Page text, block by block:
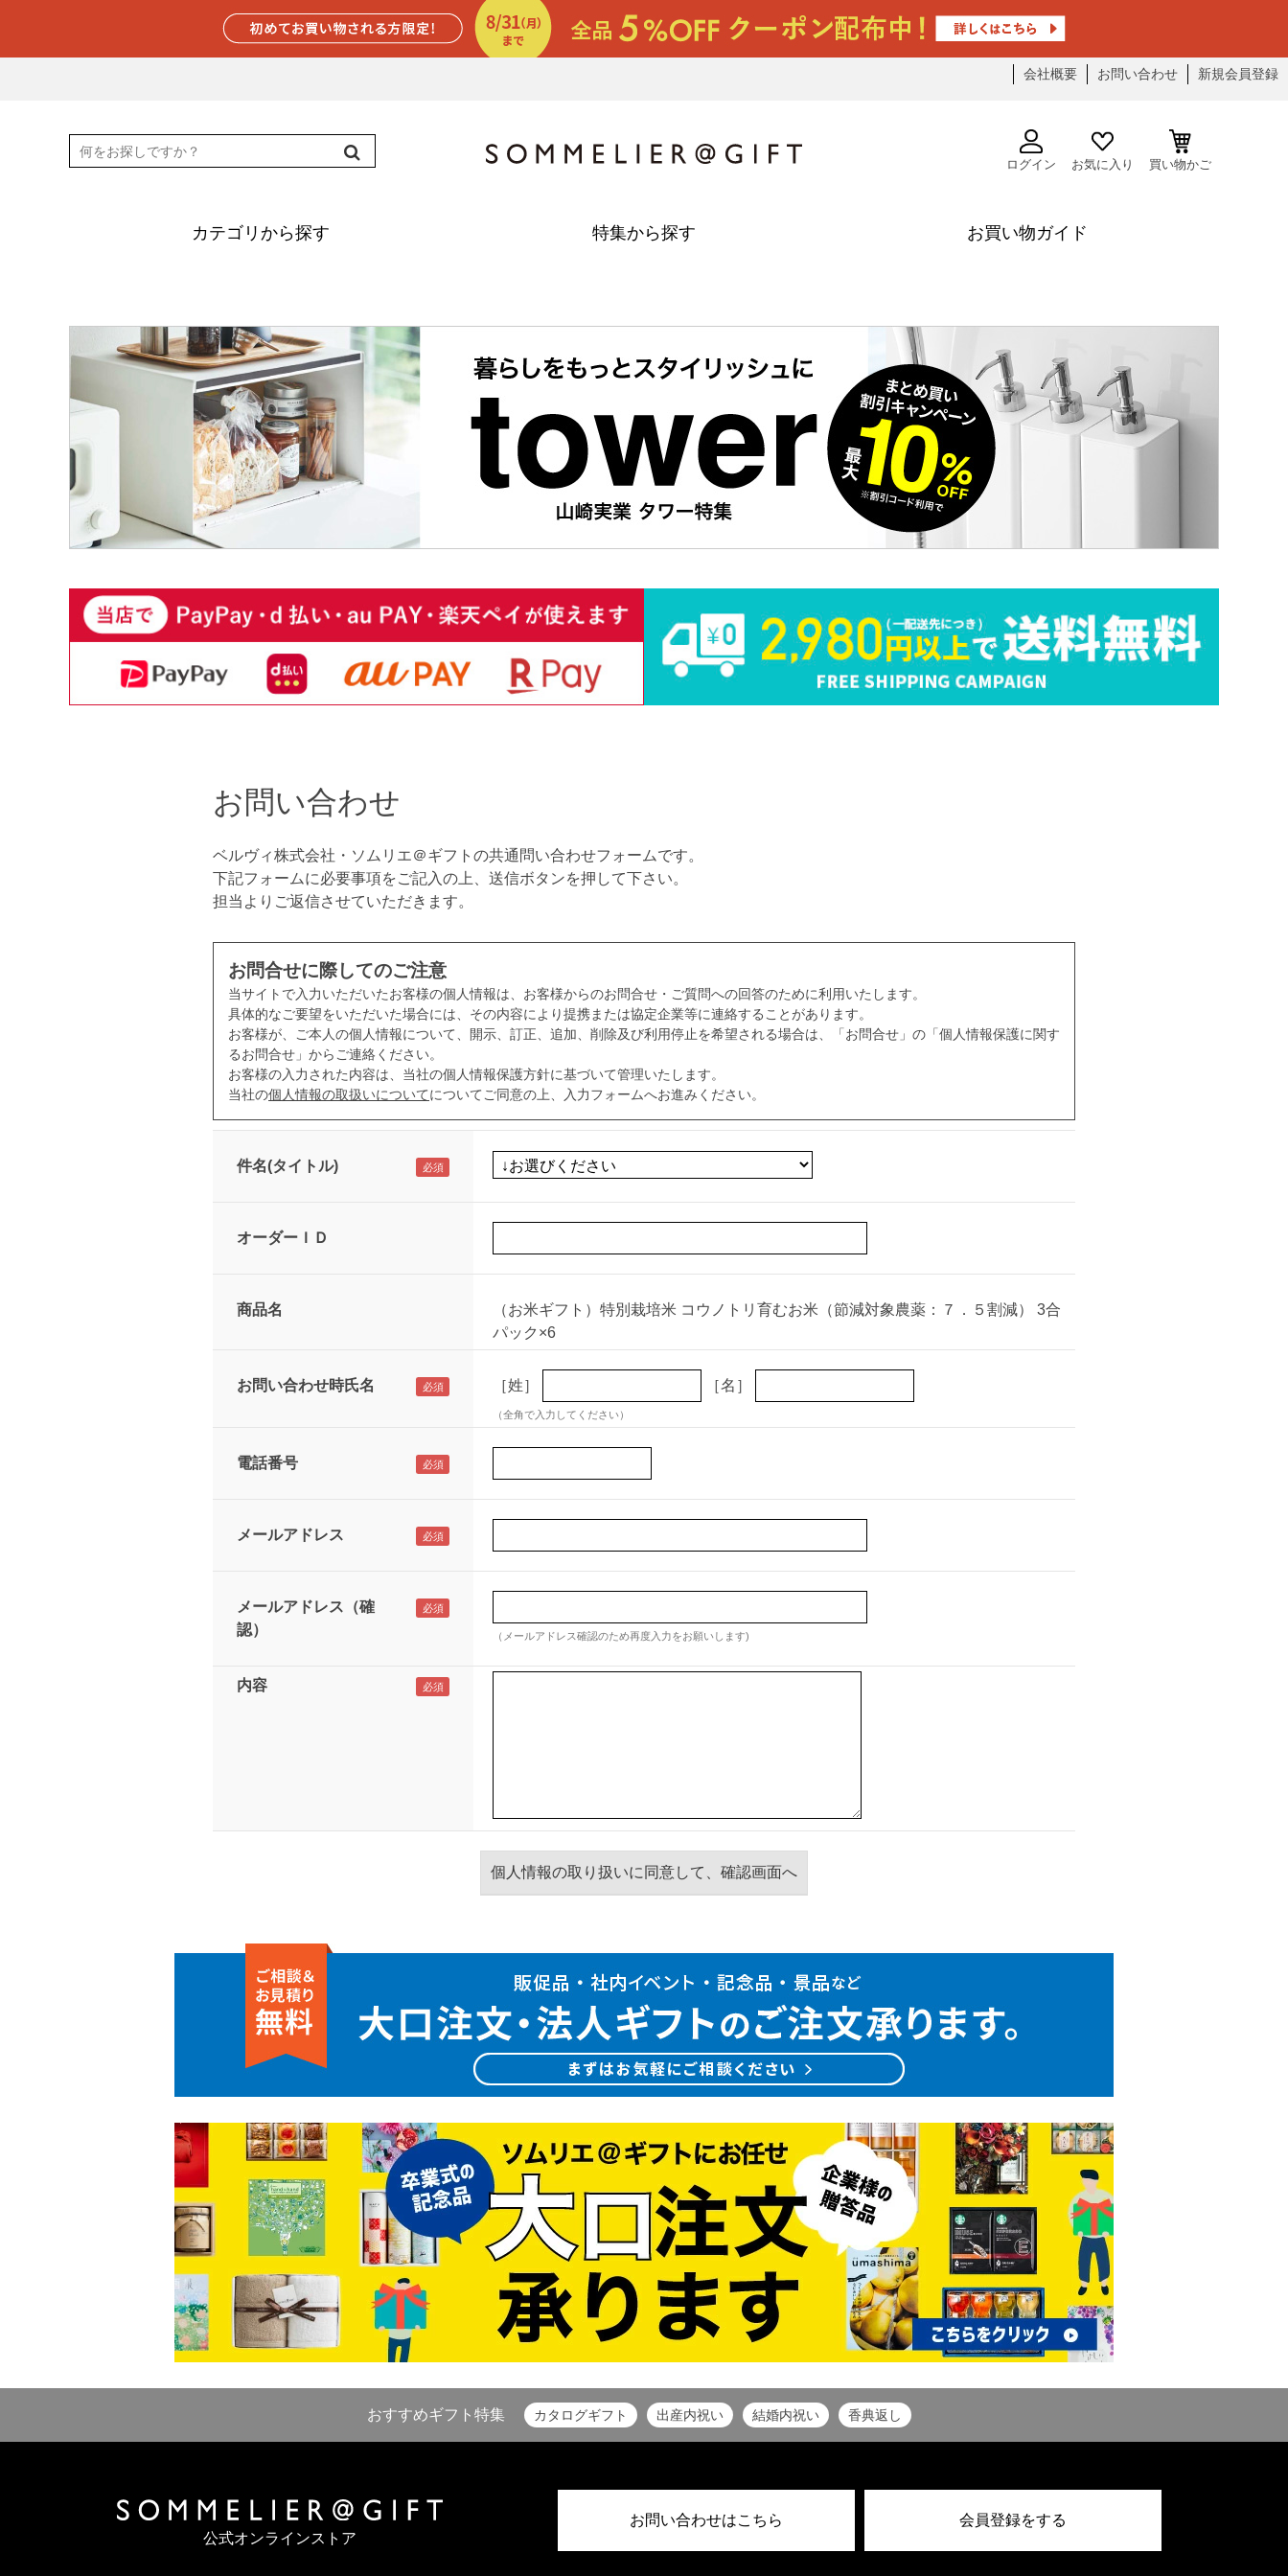
会社概要 お問い合わせ 新規会員登録
ログイン お気に入り 買い物かご
カテゴリから探す 特集から探す お買い物ガイド
お問い合わせ
ベルヴィ株式会社・ソムリエ＠ギフトの共通問い合わせフォームです。
下記フォームに必要事項をご記入の上、送信ボタンを押して下さい。
担当よりご返信させていただきます。
お問合せに際してのご注意
当サイトで入力いただいたお客様の個人情報は、お客様からのお問合せ・ご質問への回答のために利用いたします。
具体的なご要望をいただいた場合には、その内容により提携または協定企業等に連絡することがあります。
お客様が、ご本人の個人情報について、開示、訂正、追加、削除及び利用停止を希望される場合は、「お問合せ」の「個人情報保護に関す
るお問合せ」からご連絡ください。
お客様の入力された内容は、当社の個人情報保護方針に基づいて管理いたします。
当社の個人情報の取扱いについてについてご同意の上、入力フォームへお進みください。
件名(タイトル)
オーダーＩＤ
商品名
（お米ギフト）特別栽培米 コウノトリ育むお米（節減対象農薬：７．５割減） 3合
パック×6
お問い合わせ時氏名 ［姓］ ［名］
（全角で入力してください）
電話番号
メールアドレス
メールアドレス（確
認）
（メールアドレス確認のため再度入力をお願いします)
内容
おすすめギフト特集 カタログギフト 出産内祝い 結婚内祝い 香典返し
公式オンラインストア
お問い合わせはこちら 会員登録をする